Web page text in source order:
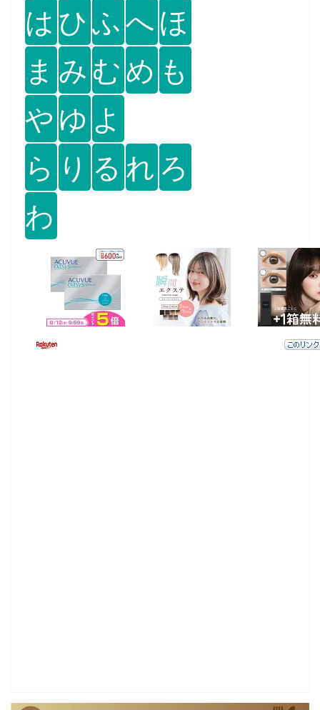
は ひふへほ
ま み むめ も
や ゆ よ
ら り る れ ろ
わ